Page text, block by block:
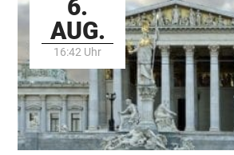
6.
AUG.
16:42 Uhr